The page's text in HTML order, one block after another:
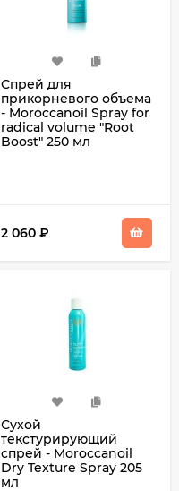
Спрей для
прикорневого объема
- Moroccanoil Spray for
radical volume "Root
Boost" 250 мл
2 060 ₽
Сухой
текстурирующий
спрей - Moroccanoil
Dry Texture Spray 205
мл